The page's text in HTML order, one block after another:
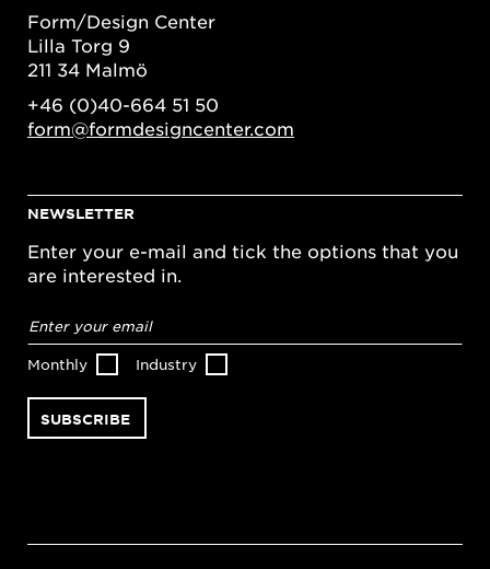
Form/Design Center
Lilla Torg 9
211 34 Malmö
+46 (0)40-664 51 50
form@formdesigncenter.com
NEWSLETTER
Enter your e-mail and tick the options that you
are interested in.
address*
Monthly Industry